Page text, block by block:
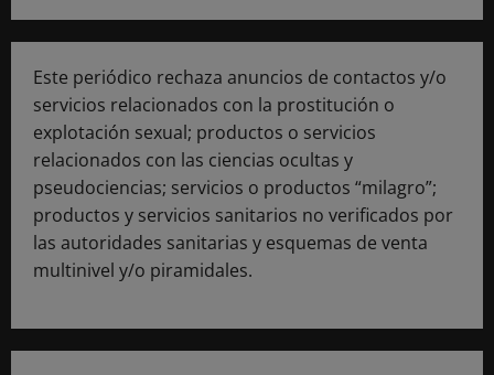
Este periódico rechaza anuncios de contactos y/o
servicios relacionados con la prostitución o
explotación sexual; productos o servicios
relacionados con las ciencias ocultas y
pseudociencias; servicios o productos “milagro”;
productos y servicios sanitarios no verificados por
las autoridades sanitarias y esquemas de venta
multinivel y/o piramidales.